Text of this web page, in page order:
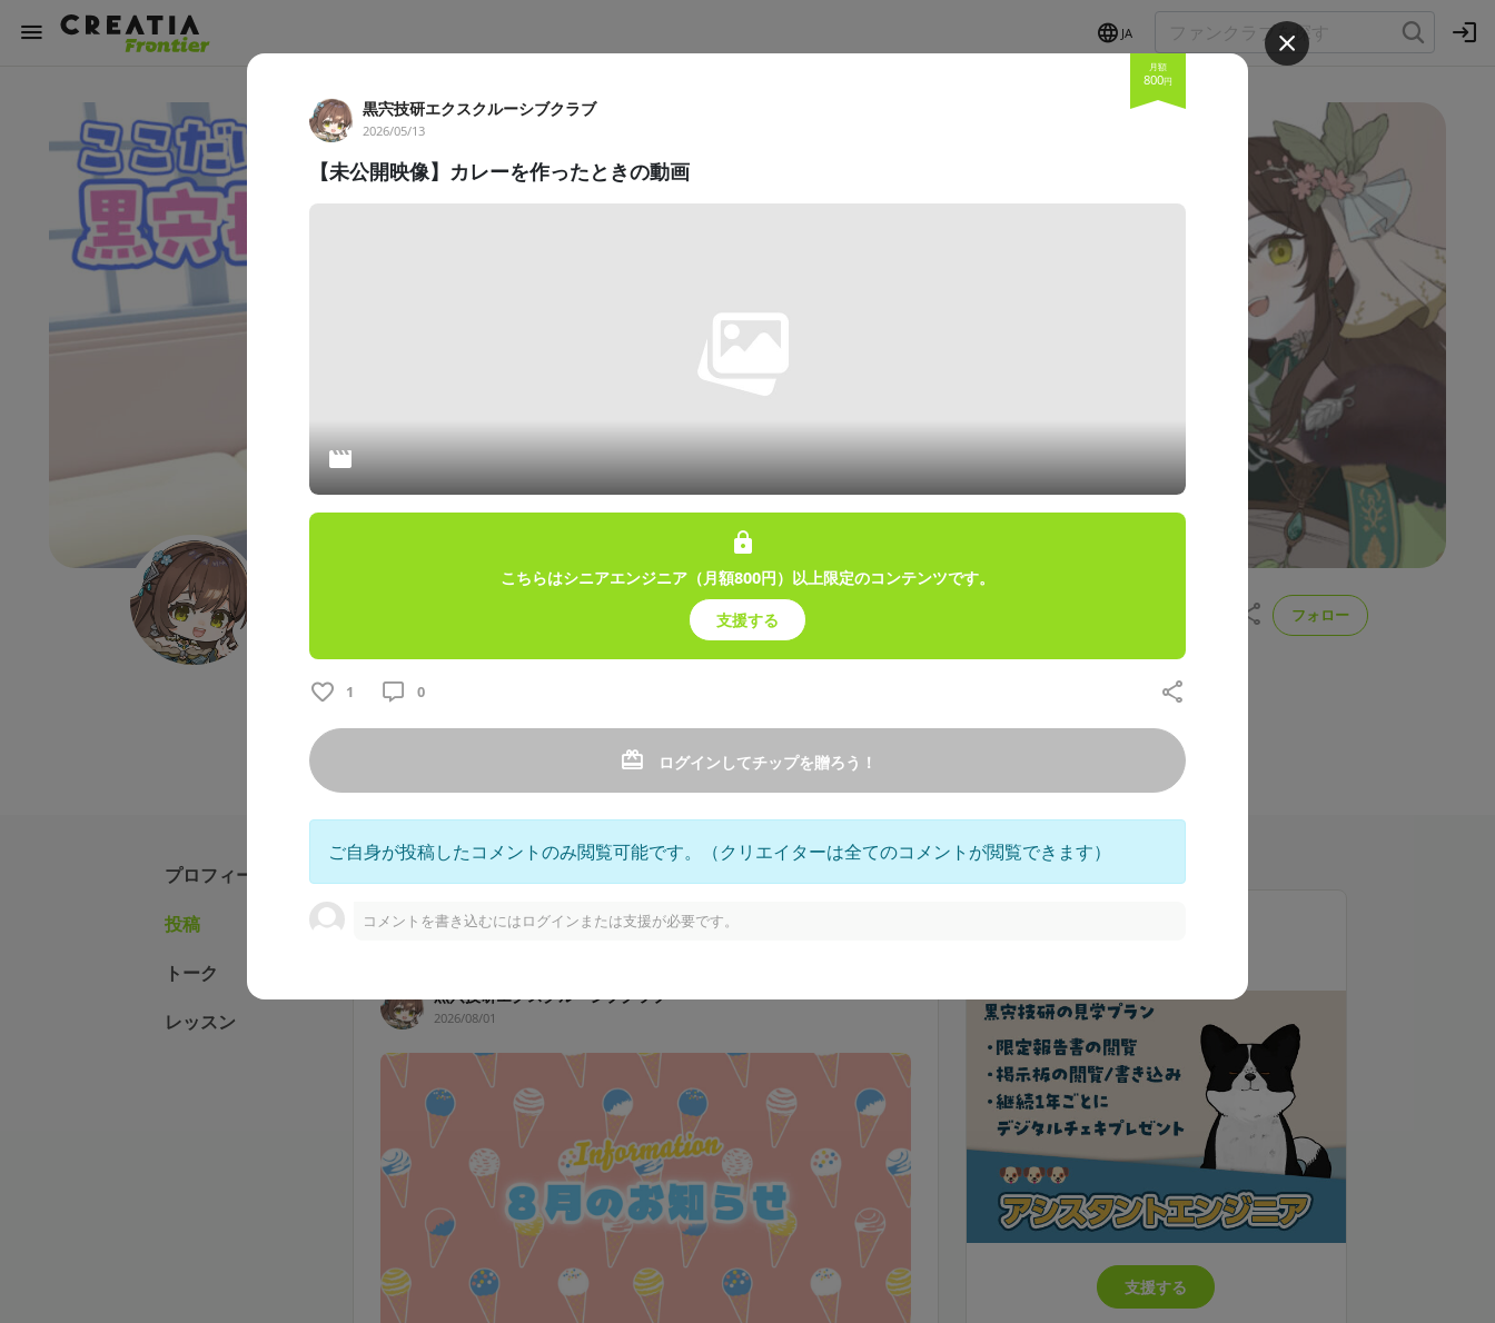
JA
バイク
CIAOございます🌞バイク好きVTuberの黒宍あをです🌸🌿黒宍技研エクスクルーシブクラブでは、配信や動画では見られない裏話や
日常をお届けしています。無料で楽しめるコンテンツもあるよ✨
投稿
221
フォロー
プロフィール
投稿
トーク
レッスン
黒宍技研エクスクルーシブクラブ
2026/08/01
黒宍技研エクスクルーシブクラブ
2026/05/13
月額
800円
【未公開映像】カレーを作ったときの動画
こちらはシニアエンジニア（月額800円）以上限定のコンテンツです。
支援する
1 0
ログインしてチップを贈ろう！
ご自身が投稿したコメントのみ閲覧可能です。（クリエイターは全てのコメントが閲覧できます）
コメントを書き込むにはログインまたは支援が必要です。
プラン一覧
支援する